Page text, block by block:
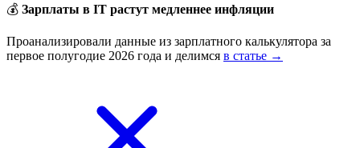
💰 Зарплаты в IT растут медленнее инфляции
Проанализировали данные из зарплатного калькулятора за
первое полугодие 2026 года и делимся в статье →